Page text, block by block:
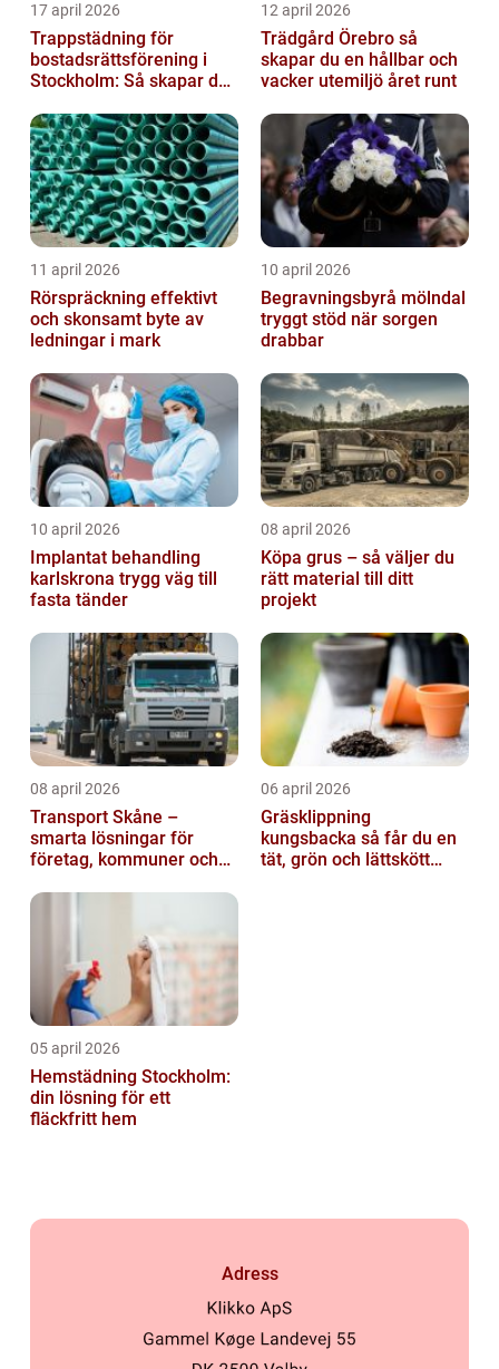
17 april 2026
Trappstädning för
bostadsrättsförening i
Stockholm: Så skapar du
trapphus...
12 april 2026
Trädgård Örebro så
skapar du en hållbar och
vacker utemiljö året runt
11 april 2026
Rörspräckning effektivt
och skonsamt byte av
ledningar i mark
10 april 2026
Begravningsbyrå mölndal
tryggt stöd när sorgen
drabbar
10 april 2026
Implantat behandling
karlskrona trygg väg till
fasta tänder
08 april 2026
Köpa grus – så väljer du
rätt material till ditt
projekt
08 april 2026
Transport Skåne –
smarta lösningar för
företag, kommuner och
06 april 2026
Gräsklippning
kungsbacka så får du en
tät, grön och lättskött
05 april 2026
Hemstädning Stockholm:
din lösning för ett
fläckfritt hem
Adress